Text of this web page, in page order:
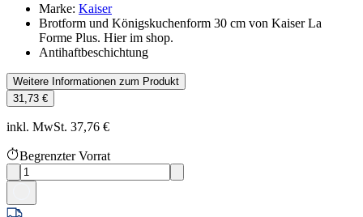
Marke: Kaiser
Brotform und Königskuchenform 30 cm von Kaiser La
Forme Plus. Hier im shop.
Antihaftbeschichtung
Weitere Informationen zum Produkt
31,73 €
inkl. MwSt. 37,76 €
Begrenzter Vorrat